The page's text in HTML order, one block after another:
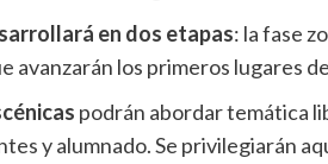
en dos etapas: la fase
avanzarán los primeros lugares
podrán abordar temática
y alumnado. Se privilegiarán